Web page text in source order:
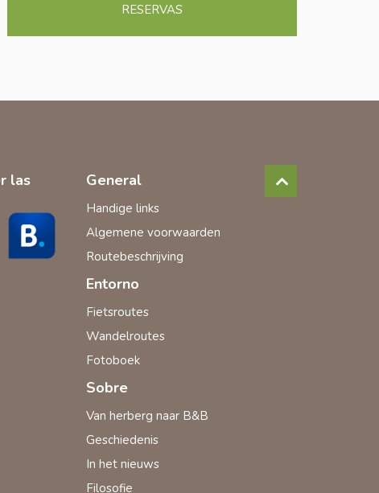
RESERVAS
las General
Handige links
Algemene voorwaarden
Routebeschrijving
Entorno
Fietsroutes
Wandelroutes
Fotoboek
Sobre
Van herberg naar B&B
Geschiedenis
In het nieuws
Filosofie